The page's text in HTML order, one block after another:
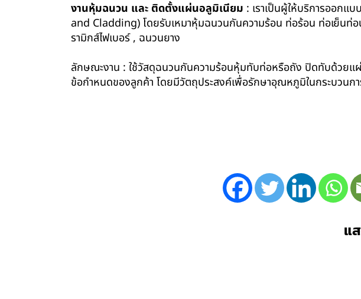
งานหุ้มฉนวน และ ติดตั้งแผ่นอลูมิเนียม : เราเป็นผู้ให้บริการออก
and Cladding) โดยรับเหมาหุ้มฉนวนกันความร้อน ท่อร้อน ท่อเย็นท่อ
รามิกส์ไฟเบอร์ , ฉนวนยาง
ลักษณะงาน : ใช้วัสดุฉนวนกันความร้อนหุ้มทับท่อหรือถัง ปิดทับด้วยแ
ข้อกำหนดของลูกค้า โดยมีวัตถุประสงค์เพื่อรักษาอุณหภูมิในกระบวนก
แ